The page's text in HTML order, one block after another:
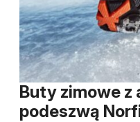
Buty zimowe
podeszwą